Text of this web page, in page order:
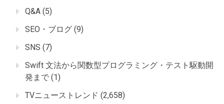
Q&A (5)
SEO・ブログ (9)
SNS (7)
Swift 文法から関数型プログラミング・テスト駆動開
発まで (1)
TVニューストレンド (2,658)